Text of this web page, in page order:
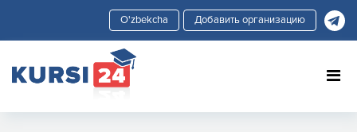
Добавить организацию